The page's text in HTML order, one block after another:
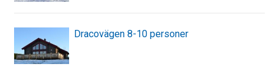
Dracovägen 8-10 personer